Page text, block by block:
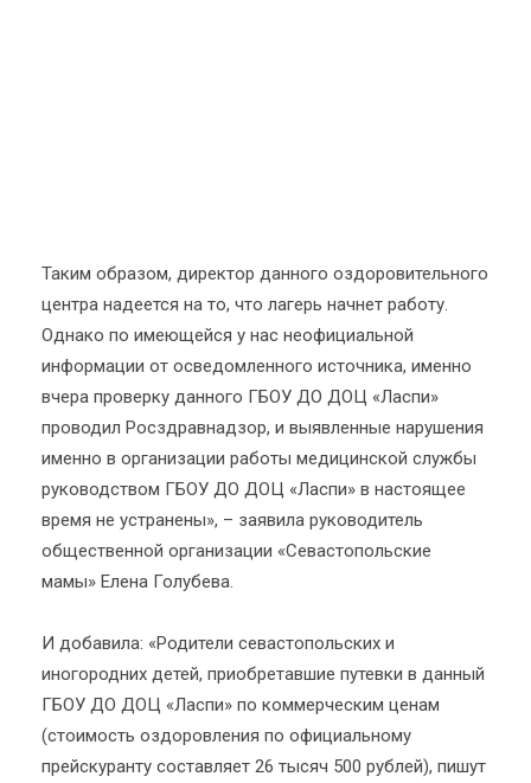
Таким образом, директор данного оздоровительного
центра надеется на то, что лагерь начнет работу.
Однако по имеющейся у нас неофициальной
информации от осведомленного источника, именно
вчера проверку данного ГБОУ ДО ДОЦ «Ласпи»
проводил Росздравнадзор, и выявленные нарушения
именно в организации работы медицинской службы
руководством ГБОУ ДО ДОЦ «Ласпи» в настоящее
время не устранены», – заявила руководитель
общественной организации «Севастопольские
мамы» Елена Голубева.
И добавила: «Родители севастопольских и
иногородних детей, приобретавшие путевки в данный
ГБОУ ДО ДОЦ «Ласпи» по коммерческим ценам
(стоимость оздоровления по официальному
прейскуранту составляет 26 тысяч 500 рублей), пишут